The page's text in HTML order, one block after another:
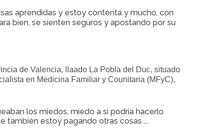
aprendidas y estoy contenta y mucho, con
bien, se sienten seguros y apostando por su
de Valencia, llaado La Pobla del Duc, situado
en Medicina Familiar y Counitaria (MFyC),
los miedos, miedo a si podría hacerlo
también estoy pagando otras cosas ...